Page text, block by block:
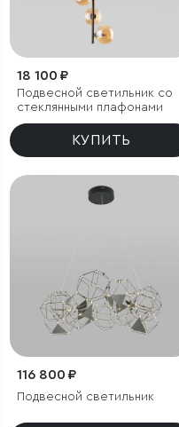
18 100 ₽
Подвесной светильник со
стеклянными плафонами
КУПИТЬ
116 800 ₽
Подвесной светильник